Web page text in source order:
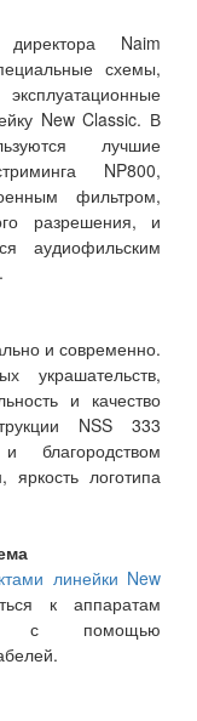
директора Naim
схемы,
New Classic. В
лучшие
NP800,
фильтром,
разрешения, и
аудиофильским
и современно.
украшательств,
и качество
NSS 333
благородством
логотипа
линейки New
к аппаратам
с помощью